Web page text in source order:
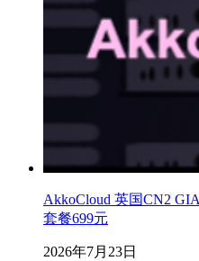
AkkoCloud 英国CN2
套餐699元
2026年7月23日